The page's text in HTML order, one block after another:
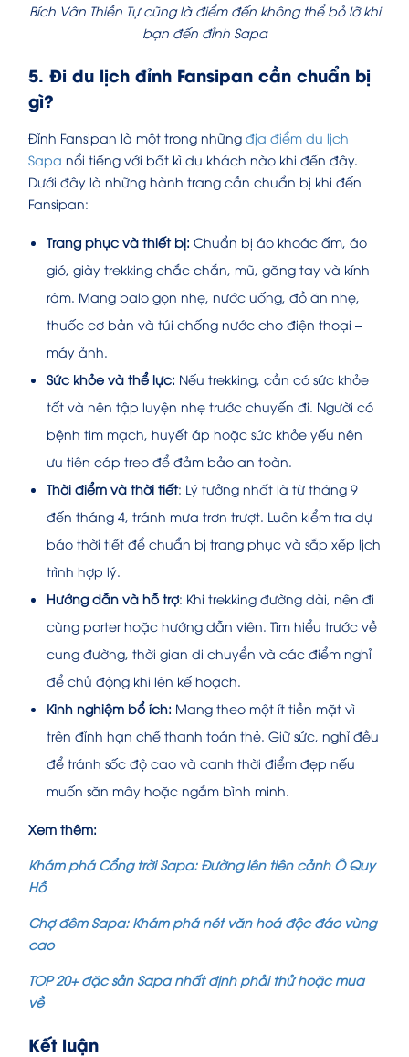
Bích Vân Thiền Tự cũng là điểm đến không thể bỏ lỡ khi
bạn đến đỉnh Sapa
5. Đi du lịch đỉnh Fansipan cần chuẩn bị
gì?
Đỉnh Fansipan là một trong những địa điểm du lịch
Sapa nổi tiếng với bất kì du khách nào khi đến đây.
Dưới đây là những hành trang cần chuẩn bị khi đến
Fansipan:
Trang phục và thiết bị: Chuẩn bị áo khoác ấm, áo
gió, giày trekking chắc chắn, mũ, găng tay và kính
râm. Mang balo gọn nhẹ, nước uống, đồ ăn nhẹ,
thuốc cơ bản và túi chống nước cho điện thoại –
máy ảnh.
Sức khỏe và thể lực: Nếu trekking, cần có sức khỏe
tốt và nên tập luyện nhẹ trước chuyến đi. Người có
bệnh tim mạch, huyết áp hoặc sức khỏe yếu nên
ưu tiên cáp treo để đảm bảo an toàn.
Thời điểm và thời tiết: Lý tưởng nhất là từ tháng 9
đến tháng 4, tránh mưa trơn trượt. Luôn kiểm tra dự
báo thời tiết để chuẩn bị trang phục và sắp xếp lịch
trình hợp lý.
Hướng dẫn và hỗ trợ: Khi trekking đường dài, nên đi
cùng porter hoặc hướng dẫn viên. Tìm hiểu trước về
cung đường, thời gian di chuyển và các điểm nghỉ
để chủ động khi lên kế hoạch.
Kinh nghiệm bổ ích: Mang theo một ít tiền mặt vì
trên đỉnh hạn chế thanh toán thẻ. Giữ sức, nghỉ đều
để tránh sốc độ cao và canh thời điểm đẹp nếu
muốn săn mây hoặc ngắm bình minh.
Xem thêm:
Khám phá Cổng trời Sapa: Đường lên tiên cảnh Ô Quy
Hồ
Chợ đêm Sapa: Khám phá nét văn hoá độc đáo vùng
cao
TOP 20+ đặc sản Sapa nhất định phải thử hoặc mua
về
Kết luận